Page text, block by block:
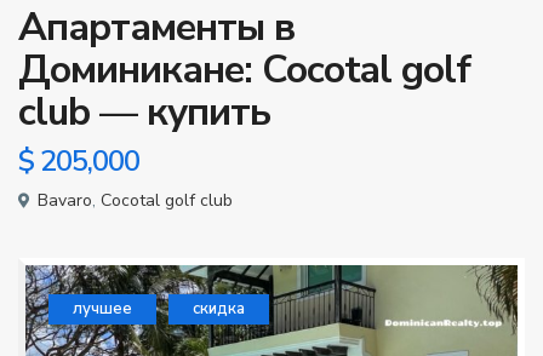
Апартаменты в
Доминикане: Cocotal golf
club — купить
$ 205,000
Bavaro, Cocotal golf club
лучшее скидка